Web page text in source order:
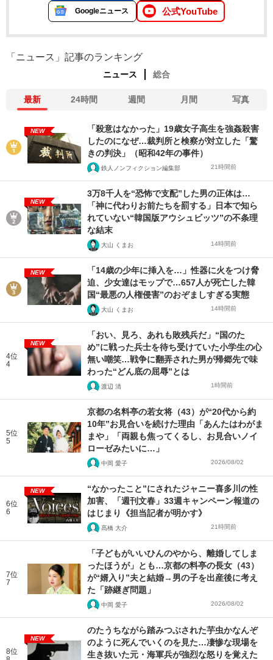
Googleニュース 公式YouTube
「ニュース」記事のランキング
ニュース 総合
最新 24時間 週間 月間 写真
NEW
「殺意はなかった」19歳女子高生を強姦殺害
したのになぜ…裁判所と検察が対立した「驚
きの判決」（昭和42年の事件）
鉄人ノンフィクション編集部 21時間前
NEW
3万8千人を“恐怖で支配”した男の正体は…
「神に代わりお前たちを罰する」日本で知ら
れていない“韓国版アウシュビッツ”の不条理
な結末
大山 くまお 14時間前
NEW
「14歳の少年に挿入を…」性器に火をつけ脅
迫、少女達はモップで…657人が死亡した韓
国“最悪の人権侵害”のおぞましすぎる実態
大山 くまお 14時間前
4位
4
NEW
「おい、見ろ、あれも敗残兵だ」“国のた
め”に戦った兵士を待ち受けていた小学生の心
無い嘲笑…戦争に翻弄された男が帰郷先で味
わった“どん底の屈辱”とは
渡辺 清 1時間前
5位
5
京都の名料亭の若女将（43）が“20代から約
10年”お見合いを続けた理由「あんたはわがま
まや」「両親も焦ってくるし、お見合いノイ
ローゼみたいに…」
中岡 愛子 2026/08/02
6位
6
NEW
“なかったこと”にされたジャニー喜多川の性
加害、「週刊文春」33週キャンペーン報道の
はじまり《担当記者が明かす》
髙橋 大介 21時間前
7位
7
「子どもがいいひんのやから、離婚してしま
ったほうが」とも…京都の料亭の長女（43）
が“婿入り”夫と結婚→男の子を出産後に考え
た「跡継ぎ問題」
中岡 愛子 2026/08/02
8位
NEW
のたうちながら踏みつぶされた芋虫かなんぞ
のように死んでいくのを見た…凄惨な現場を
生き抜いた元・海軍兵が強烈な怒りを覚えた